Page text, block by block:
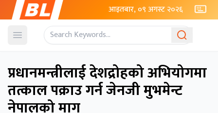
आइतबार, ०९ अगस्ट २०२६
Open menu
प्रधानमन्त्रीलाई देशद्रोहको अभियोगमा
तत्काल पक्राउ गर्न जेनजी मुभमेन्ट
नेपालको माग